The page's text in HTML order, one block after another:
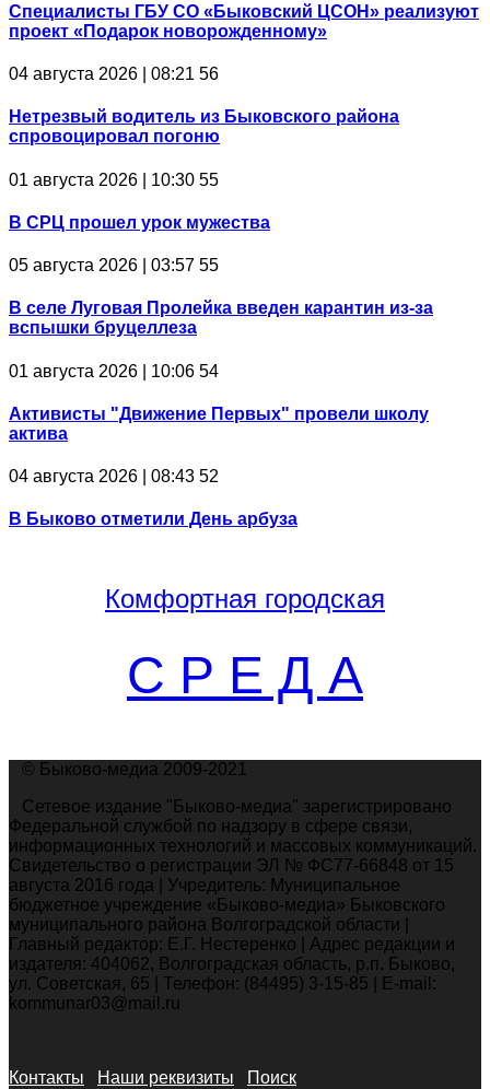
Специалисты ГБУ СО «Быковский ЦСОН» реализуют
проект «Подарок новорожденному»
04 августа 2026 | 08:21 56
Нетрезвый водитель из Быковского района
спровоцировал погоню
01 августа 2026 | 10:30 55
В СРЦ прошел урок мужества
05 августа 2026 | 03:57 55
В селе Луговая Пролейка введен карантин из-за
вспышки бруцеллеза
01 августа 2026 | 10:06 54
Активисты "Движение Первых" провели школу
актива
04 августа 2026 | 08:43 52
В Быково отметили День арбуза
Комфортная городская
С Р Е Д А
© Быково-медиа 2009-2021
Сетевое издание "Быково-медиа" зарегистрировано
Федеральной службой по надзору в сфере связи,
информационных технологий и массовых коммуникаций.
Свидетельство о регистрации ЭЛ № ФС77-66848 от 15
августа 2016 года | Учредитель: Муниципальное
бюджетное учреждение «Быково-медиа» Быковского
муниципального района Волгоградской области |
Главный редактор: Е.Г. Нестеренко | Адрес редакции и
издателя: 404062, Волгоградская область, р.п. Быково,
ул. Советская, 65 | Телефон: (84495) 3-15-85 | E-mail:
kommunar03@mail.ru
Контакты Наши реквизиты Поиск